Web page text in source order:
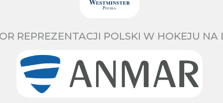
REPREZENTACJI POLSKI W HOKEJU NA